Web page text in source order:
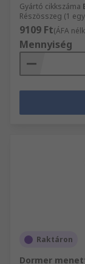
Gyártó cikkszáma
Részösszeg (1
9109 Ft(ÁFA
Mennyiség
Raktáron
Dormer